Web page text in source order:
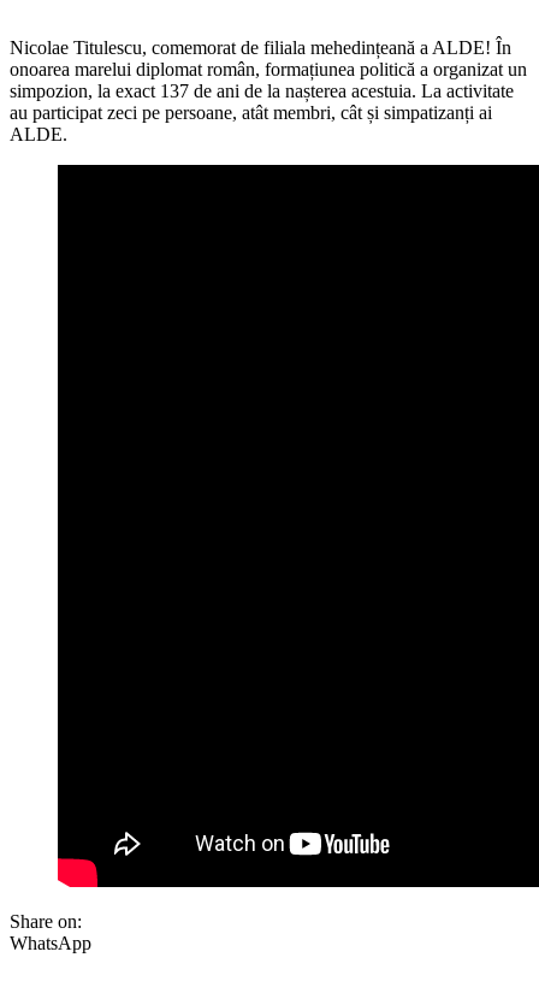
Nicolae Titulescu, comemorat de filiala mehedințeană a ALDE! În
onoarea marelui diplomat român, formațiunea politică a organizat un
simpozion, la exact 137 de ani de la nașterea acestuia. La activitate
au participat zeci pe persoane, atât membri, cât și simpatizanți ai
ALDE.
Share on:
WhatsApp